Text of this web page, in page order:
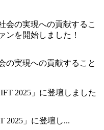
の実現への貢献すること
2025」に登壇し...